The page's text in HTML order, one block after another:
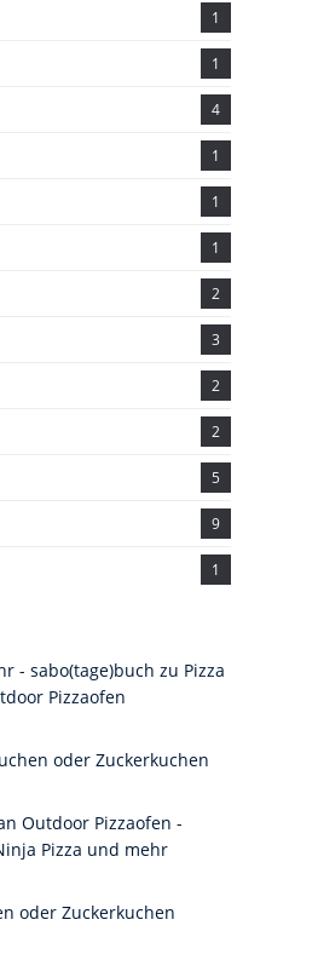
1
1
4
1
1
1
2
3
2
2
5
9
1
- sabo(tage)buch zu Pizza
Pizzaofen
oder Zuckerkuchen
Outdoor Pizzaofen -
Pizza und mehr
oder Zuckerkuchen